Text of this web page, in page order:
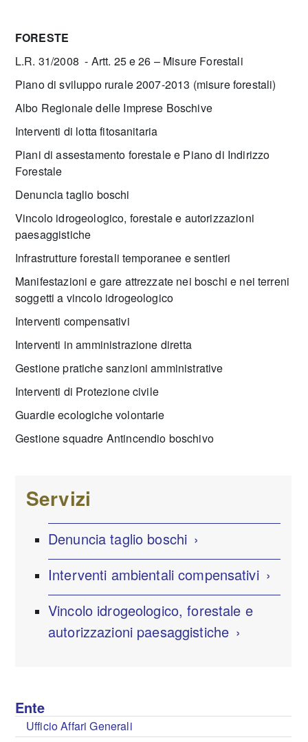
FORESTE
L.R. 31/2008 - Artt. 25 e 26 – Misure Forestali
Piano di sviluppo rurale 2007-2013 (misure forestali)
Albo Regionale delle Imprese Boschive
Interventi di lotta fitosanitaria
Piani di assestamento forestale e Piano di Indirizzo
Forestale
Denuncia taglio boschi
Vincolo idrogeologico, forestale e autorizzazioni
paesaggistiche
Infrastrutture forestali temporanee e sentieri
Manifestazioni e gare attrezzate nei boschi e nei terreni
soggetti a vincolo idrogeologico
Interventi compensativi
Interventi in amministrazione diretta
Gestione pratiche sanzioni amministrative
Interventi di Protezione civile
Guardie ecologiche volontarie
Gestione squadre Antincendio boschivo
Servizi
Denuncia taglio boschi
Interventi ambientali compensativi
Vincolo idrogeologico, forestale e
autorizzazioni paesaggistiche
Ente
Ufficio Affari Generali